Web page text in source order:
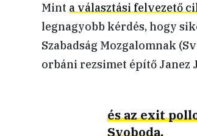
Mint a választási felvezető
legnagyobb kérdés, hogy
Szabadság Mozgalomnak
orbáni rezsimet építő Janez
és az exit
Svoboda.